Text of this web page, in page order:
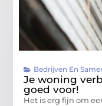
Bedrijven En
Je woning
goed voor!
Het is erg fijn om